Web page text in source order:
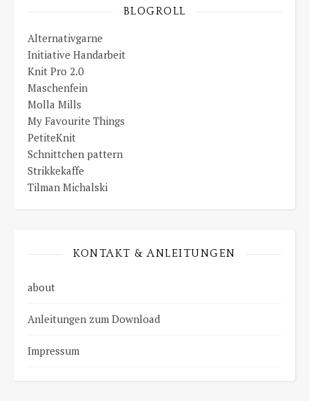
BLOGROLL
Alternativgarne
Initiative Handarbeit
Knit Pro 2.0
Maschenfein
Molla Mills
My Favourite Things
PetiteKnit
Schnittchen pattern
Strikkekaffe
Tilman Michalski
KONTAKT & ANLEITUNGEN
about
Anleitungen zum Download
Impressum